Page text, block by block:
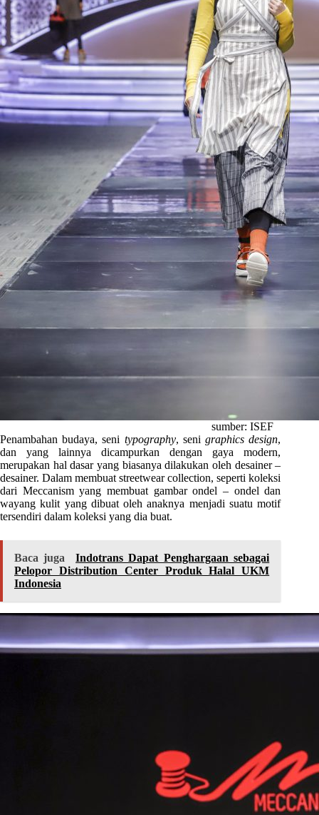
sumber: ISEF
Penambahan budaya, seni typography, senigraphics design,
dan yang lainnya dicampurkan dengan gaya modern,
merupakan hal dasar yang biasanya dilakukan oleh desainer –
desainer. Dalam membuat streetwear collection, seperti koleksi
dari Meccanism yang membuat gambar ondel – ondel dan
wayang kulit yang dibuat oleh anaknya menjadi suatu motif
tersendiri dalam koleksi yang dia buat.
Baca juga
Indotrans Dapat Penghargaan sebagai
Pelopor Distribution Center Produk Halal UKM
Indonesia